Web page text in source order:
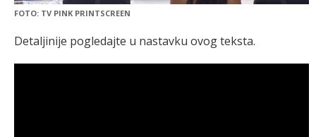
FOTO: TV PINK PRINTSCREEN
Detaljinije pogledajte u nastavku ovog teksta.